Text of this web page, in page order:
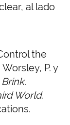
al lado
the
P. y
World.